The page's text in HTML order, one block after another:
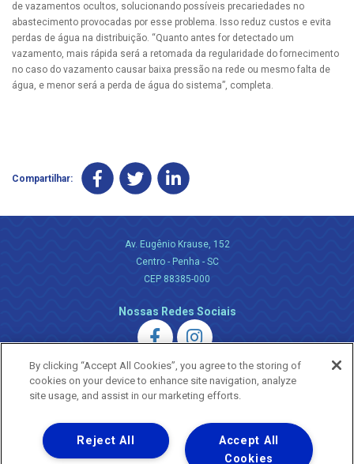
de vazamentos ocultos, solucionando possíveis precariedades no
abastecimento provocadas por esse problema. Isso reduz custos e evita
perdas de água na distribuição. “Quanto antes for detectado um
vazamento, mais rápida será a retomada da regularidade do fornecimento
no caso do vazamento causar baixa pressão na rede ou mesmo falta de
água, e menor será a perda de água do sistema”, completa.
Compartilhar:
Av. Eugênio Krause, 152
Centro - Penha - SC
CEP 88385-000
Nossas Redes Sociais
Uma empresa
Copyright ® 2026 - Todos os Direitos Reservados.
By clicking “Accept All Cookies”, you agree to the storing of
cookies on your device to enhance site navigation, analyze
site usage, and assist in our marketing efforts.
Accept All
Cookies
Reject All